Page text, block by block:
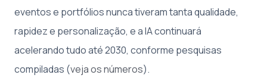
eventos e portfólios nunca tiveram tanta qualidade,
rapidez e personalização, e a IA continuará
acelerando tudo até 2030, conforme pesquisas
compiladas (veja os números).